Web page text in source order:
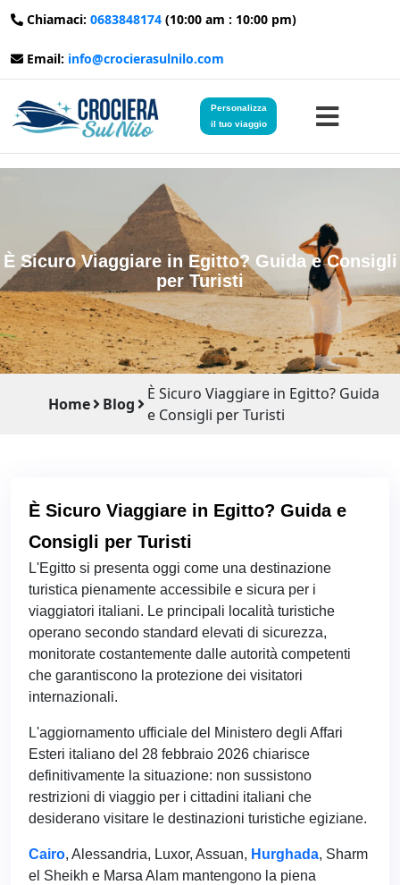
Chiamaci: 0683848174 (10:00 am : 10:00 pm)
Email: info@crocierasulnilo.com
Personalizza
il tuo viaggio
Viaggi in Egitto
Crociere sul Nilo
Viaggi in Giordania
È Sicuro Viaggiare in Egitto? Guida e Consigli
per Turisti
Home Blog
È Sicuro Viaggiare in Egitto? Guida
e Consigli per Turisti
È Sicuro Viaggiare in Egitto? Guida e
Consigli per Turisti
L'Egitto si presenta oggi come una destinazione
turistica pienamente accessibile e sicura per i
viaggiatori italiani. Le principali località turistiche
operano secondo standard elevati di sicurezza,
monitorate costantemente dalle autorità competenti
che garantiscono la protezione dei visitatori
internazionali.
L'aggiornamento ufficiale del Ministero degli Affari
Esteri italiano del 28 febbraio 2026 chiarisce
definitivamente la situazione: non sussistono
restrizioni di viaggio per i cittadini italiani che
desiderano visitare le destinazioni turistiche egiziane.
Cairo, Alessandria, Luxor, Assuan, Hurghada, Sharm
el Sheikh e Marsa Alam mantengono la piena